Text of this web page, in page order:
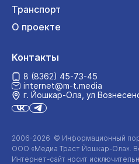
Транспорт
О проекте
2006-2026 © Информационный
ООО «Медиа Траст Йошкар-Ола».
Интернет-сайт носит
Контакты
8 (8362) 45-73-45
internet@m-t.media
г. Йошкар‑Ола, ул